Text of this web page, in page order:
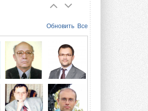
установку,
солнечную и
энергию
технологии ...
создали
защиты
от аварий
учитывает влияние
и снеговых ...
Обновить Все